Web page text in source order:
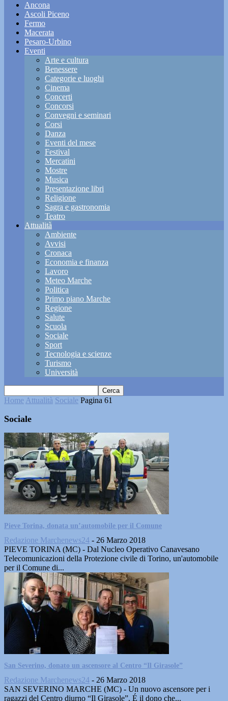
Ancona
Ascoli Piceno
Fermo
Macerata
Pesaro-Urbino
Eventi
Arte e cultura
Benessere
Categorie e luoghi
Cinema
Concerti
Concorsi
Convegni e seminari
Corsi
Danza
Eventi del mese
Festival
Mercatini
Mostre
Musica
Presentazione libri
Religione
Sagra e gastronomia
Teatro
Attualità
Ambiente
Avvisi
Cronaca
Economia e finanza
Lavoro
Meteo Marche
Politica
Primo piano Marche
Regione
Salute
Scuola
Sociale
Sport
Tecnologia e scienze
Turismo
Università
Home Attualità Sociale Pagina 61
Sociale
Pieve Torina, donata un’automobile per il Comune
Redazione Marchenews24 - 26 Marzo 2018
PIEVE TORINA (MC) - Dal Nucleo Operativo Canavesano
Telecomunicazioni della Protezione civile di Torino, un'automobile
per il Comune di...
San Severino, donato un ascensore al Centro “Il Girasole”
Redazione Marchenews24 - 26 Marzo 2018
SAN SEVERINO MARCHE (MC) - Un nuovo ascensore per i
ragazzi del Centro diurno “Il Girasole”. É il dono che...